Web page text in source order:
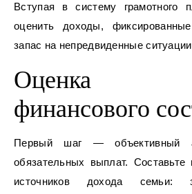
Вступая в систему грамотного
оценить доходы,
запас на непредвиденные
Оценка
финансового
Первый шаг — объективный
обязательных выплат.
источников дохода семьи: